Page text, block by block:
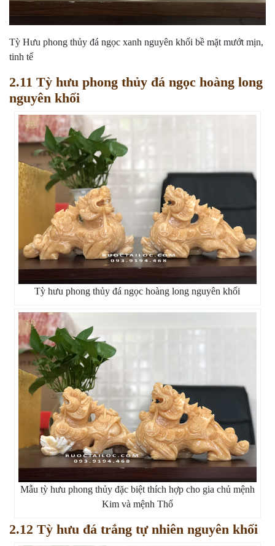
Tỳ Hưu phong thủy đá ngọc xanh nguyên khối bề mặt mướt mịn,
tinh tế
2.11 Tỳ hưu phong thủy đá ngọc hoàng long
nguyên khối
Tỳ hưu phong thủy đá ngọc hoàng long nguyên khối
Mẫu tỳ hưu phong thủy đặc biệt thích hợp cho gia chủ mệnh
Kim và mệnh Thổ
2.12 Tỳ hưu đá trắng tự nhiên nguyên khối